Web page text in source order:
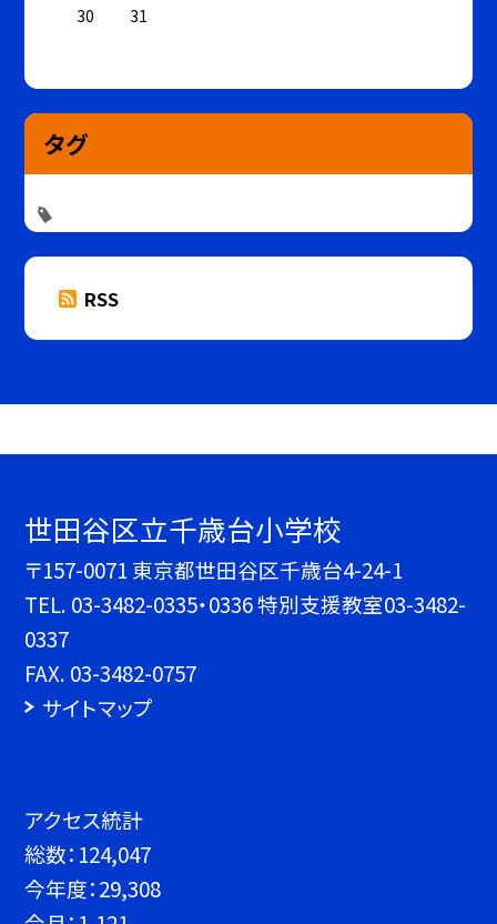
30
31
タグ
RSS
世田谷区立千歳台小学校
〒157-0071 東京都世田谷区千歳台4-24-1
TEL. 03-3482-0335・0336 特別支援教室03-3482-
0337
FAX. 03-3482-0757
サイトマップ
アクセス統計
総数： 124,047
今年度：29,308